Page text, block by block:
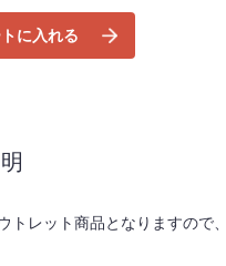
に入れる
トレット商品となりますので